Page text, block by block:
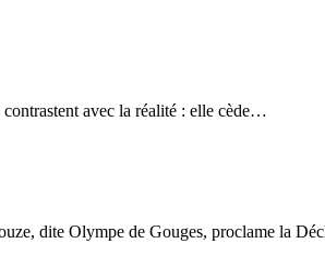
avec la réalité : elle cède…
dite Olympe de Gouges, proclame la